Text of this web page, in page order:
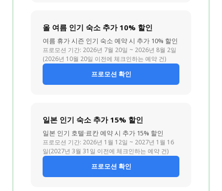
올 여름 인기 숙소 추가 10% 할인
여름 휴가 시즌 인기 숙소 예약 시 추가 10% 할인
프로모션 기간: 2026년 7월 20일 ~ 2026년 8월 2일
(2026년 10월 20일 이전에 체크인하는 예약 건)
프로모션 확인
일본 인기 숙소 추가 15% 할인
일본 인기 호텔·료칸 예약 시 추가 15% 할인
프로모션 기간: 2026년 1월 12일 ~ 2027년 1월 16
일(2027년 3월 31일 이전에 체크인하는 예약 건)
프로모션 확인